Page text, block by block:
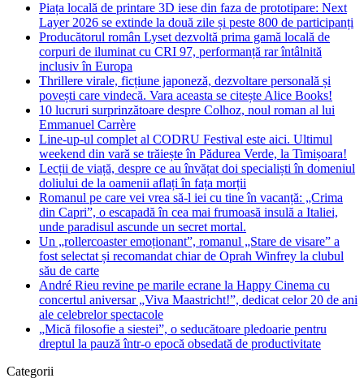
Piața locală de printare 3D iese din faza de prototipare: Next
Layer 2026 se extinde la două zile și peste 800 de participanți
Producătorul român Lyset dezvoltă prima gamă locală de
corpuri de iluminat cu CRI 97, performanță rar întâlnită
inclusiv în Europa
Thrillere virale, ficțiune japoneză, dezvoltare personală și
povești care vindecă. Vara aceasta se citește Alice Books!
10 lucruri surprinzătoare despre Colhoz, noul roman al lui
Emmanuel Carrère
Line-up-ul complet al CODRU Festival este aici. Ultimul
weekend din vară se trăiește în Pădurea Verde, la Timișoara!
Lecții de viață, despre ce au învățat doi specialiști în domeniul
doliului de la oamenii aflați în fața morții
Romanul pe care vei vrea să-l iei cu tine în vacanță: „Crima
din Capri”, o escapadă în cea mai frumoasă insulă a Italiei,
unde paradisul ascunde un secret mortal.
Un „rollercoaster emoționant”, romanul „Stare de visare” a
fost selectat și recomandat chiar de Oprah Winfrey la clubul
său de carte
André Rieu revine pe marile ecrane la Happy Cinema cu
concertul aniversar „Viva Maastricht!”, dedicat celor 20 de ani
ale celebrelor spectacole
„Mică filosofie a siestei”, o seducătoare pledoarie pentru
dreptul la pauză într-o epocă obsedată de productivitate
Categorii